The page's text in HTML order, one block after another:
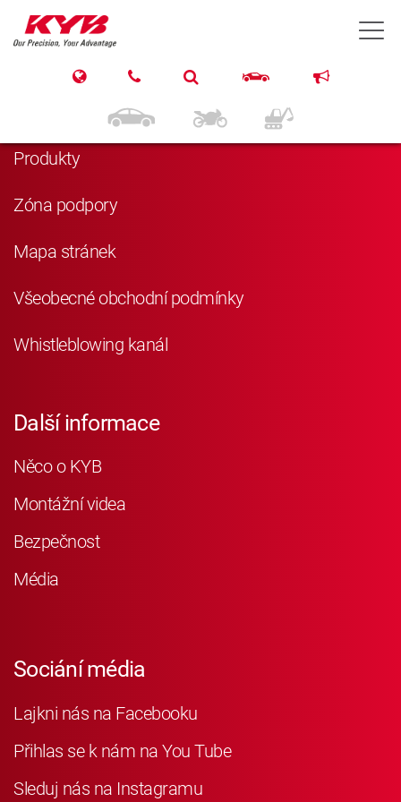
Navigace
Produkty
Zóna podpory
Mapa stránek
Všeobecné obchodní podmínky
Whistleblowing kanál
Další informace
Něco o KYB
Montážní videa
Bezpečnost
Média
Sociání média
Lajkni nás na Facebooku
Přihlas se k nám na You Tube
Sleduj nás na Instagramu